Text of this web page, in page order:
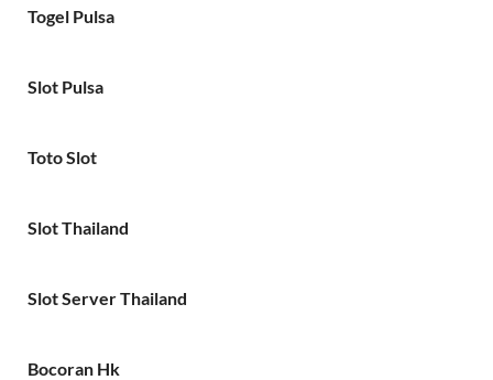
Togel Pulsa
Slot Pulsa
Toto Slot
Slot Thailand
Slot Server Thailand
Bocoran Hk